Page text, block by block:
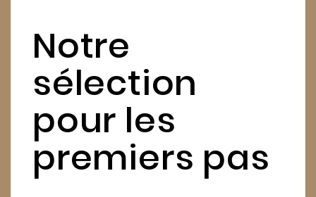
Notre
sélection
pour les
premiers pas